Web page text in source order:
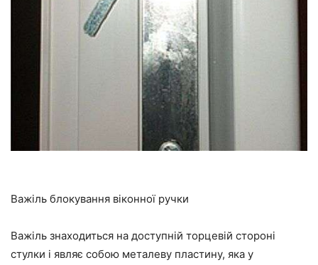
Важіль блокування віконної ручки
Важіль знаходиться на доступній торцевій стороні
стулки і являє собою металеву пластину, яка у